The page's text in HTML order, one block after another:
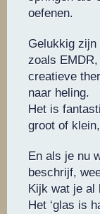
oefenen.
Gelukkig zijn
zoals
creatieve
naar heling.
Het is
groot of
En als je nu
beschrijf,
Kijk wat je al
Het ‘glas is